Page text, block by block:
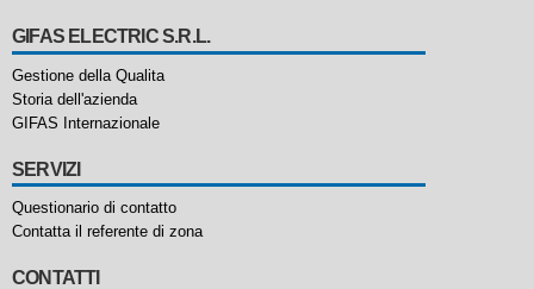
GIFAS ELECTRIC S.R.L.
Gestione della Qualita
Storia dell'azienda
GIFAS Internazionale
SERVIZI
Questionario di contatto
Contatta il referente di zona
CONTATTI